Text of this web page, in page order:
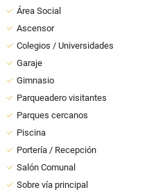
Área Social
Ascensor
Colegios / Universidades
Garaje
Gimnasio
Parqueadero visitantes
Parques cercanos
Piscina
Portería / Recepción
Salón Comunal
Sobre vía principal